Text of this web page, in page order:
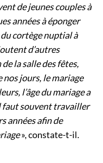
de jeunes couples à
années à éponger
cortège nuptial à
d’autres
la salle des fêtes,
jours, le mariage
l’âge du mariage a
faut souvent travailler
années afin de
», constate-t-il.